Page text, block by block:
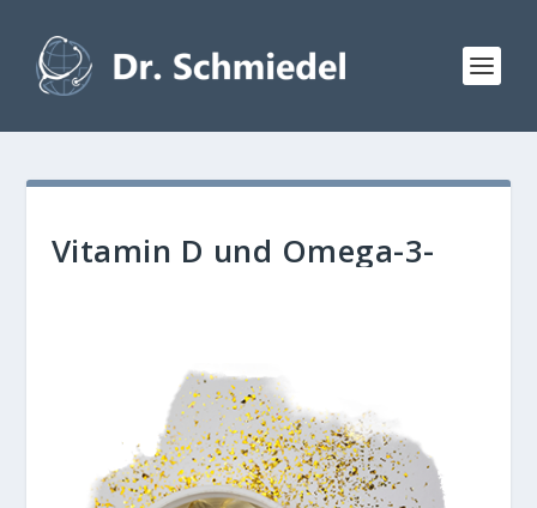
Vitamin D und Omega-3-
Fettsäuren Basistherapie